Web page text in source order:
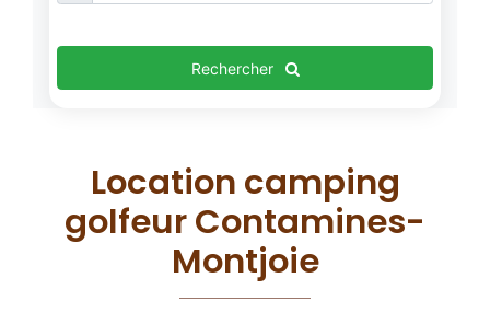
Rechercher
Location camping
golfeur Contamines-
Montjoie